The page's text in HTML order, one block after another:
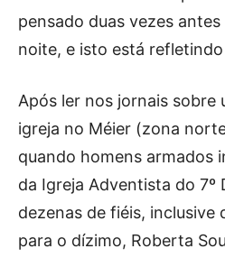
pensado duas vezes
noite, e isto está
Após ler nos jornais sobre
igreja no Méier (zona
quando homens armados
da Igreja Adventista do 7º
dezenas de fiéis, inclusive
para o dízimo, Roberta